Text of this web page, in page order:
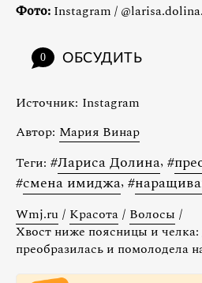
Фото: Instagram /
0 ОБСУДИТЬ
Источник: Instagram
Автор: Мария Винар
Теги: #Лариса Долина, #
#смена имиджа, #
Wmj.ru / Красота / Волосы /
Хвост ниже поясницы и
преобразилась и помолодела